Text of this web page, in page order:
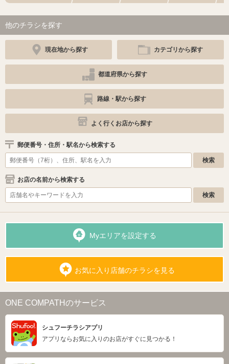
他のチラシを探す
現在地から探す カテゴリから探す
都道府県から探す
路線・駅から探す
よく行くお店から探す
郵便番号・住所・駅名から検索する
お店の名前から検索する
Myエリアを設定する
お気に入り店舗のチラシを見る
ONE COMPATHのサービス
シュフーチラシアプリ
アプリならお気に入りのお店がすぐに見つかる！